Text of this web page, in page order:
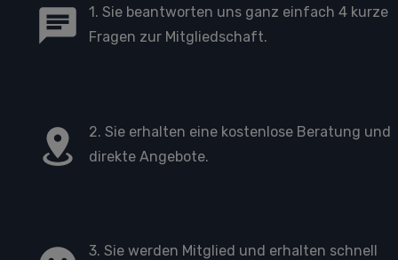
1. Sie beantworten uns ganz einfach 4 kurze
Fragen zur Mitgliedschaft.
2. Sie erhalten eine kostenlose Beratung und
direkte Angebote.
3. Sie werden Mitglied und erhalten schnell